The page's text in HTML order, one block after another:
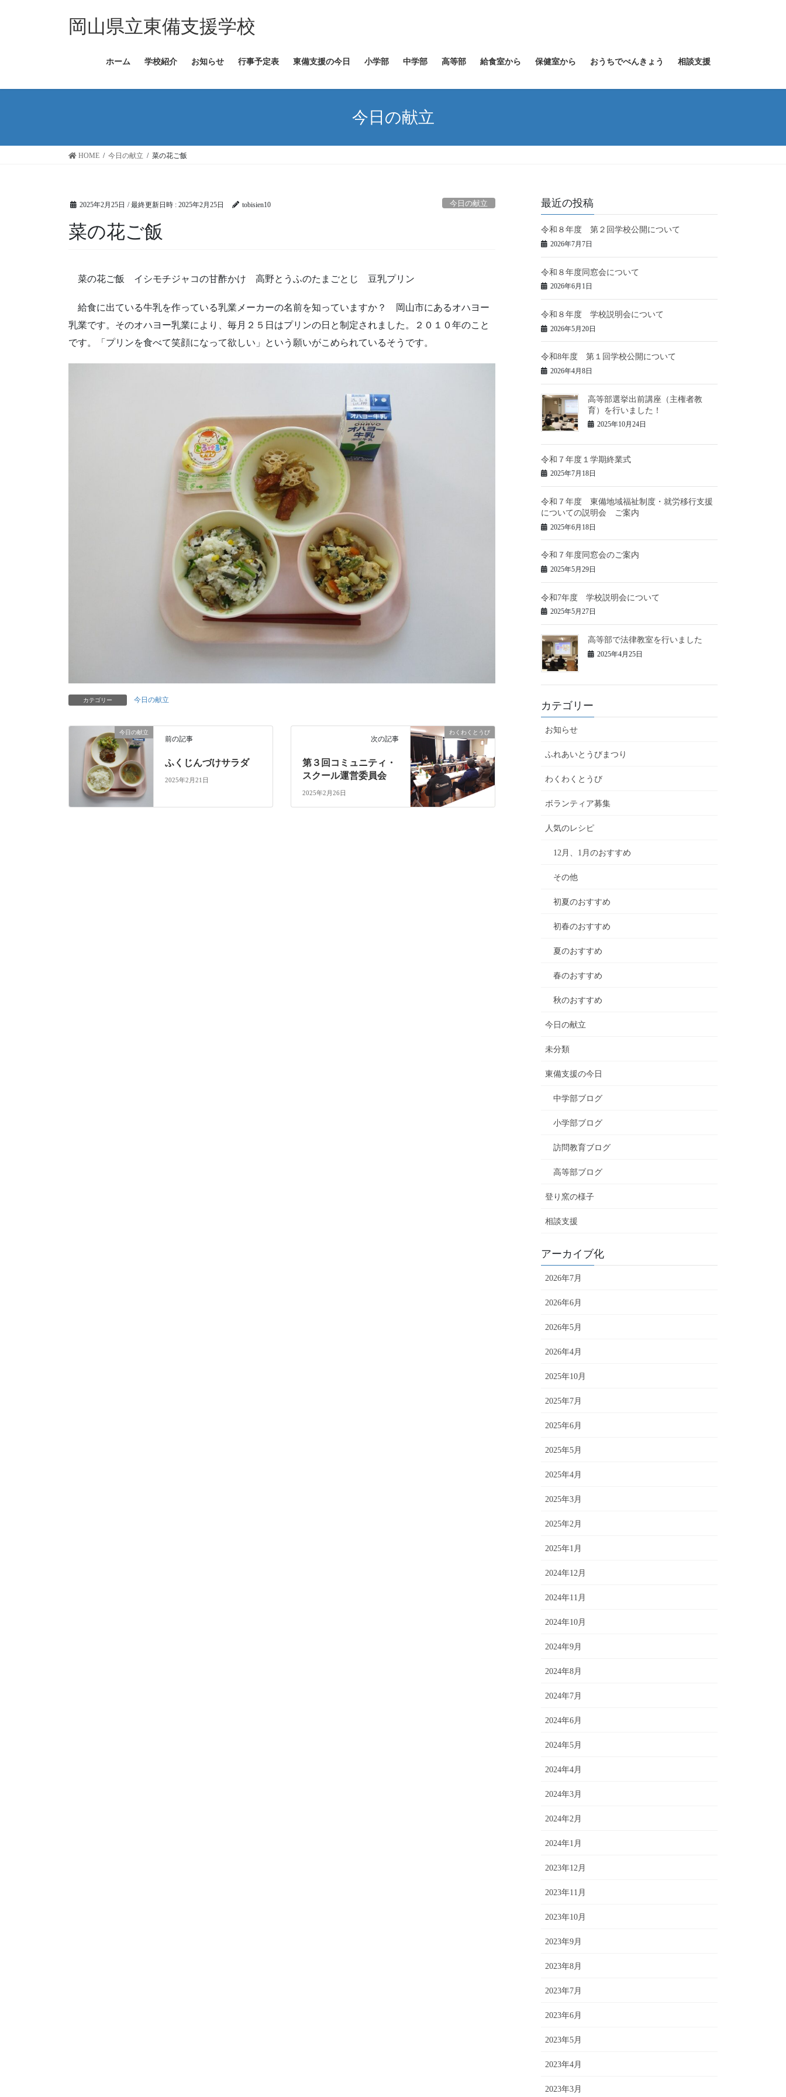
ス
ン
岡山県立東備支援学校
ホーム 学校紹介 お知らせ 行事予定表 東備支援の今日 小学部 中学部 高等部 給食室から 保健室から おうちでべんきょう 相談支援
今日の献立
HOME 今日の献立 菜の花ご飯
2025年2月25日 / 最終更新日時 : 2025年2月25日 tobisien10 今日の献立
菜の花ご飯
菜の花ご飯 イシモチジャコの甘酢かけ 高野とうふのたまごとじ 豆乳プリン
給食に出ている牛乳を作っている乳業メーカーの名前を知っていますか？ 岡山市にあるオハヨー
乳業です。そのオハヨー乳業により、毎月２５日はプリンの日と制定されました。２０１０年のこと
です。「プリンを食べて笑顔になって欲しい」という願いがこめられているそうです。
カテゴリー 今日の献立
今日の献立
前の記事
ふくじんづけサラダ
2025年2月21日
わくわくとうび
次の記事
第３回コミュニティ・
スクール運営委員会
2025年2月26日
最近の投稿
令和８年度 第２回学校公開について
2026年7月7日
令和８年度同窓会について
2026年6月1日
令和８年度 学校説明会について
2026年5月20日
令和8年度 第１回学校公開について
2026年4月8日
高等部選挙出前講座（主権者教
育）を行いました！
2025年10月24日
令和７年度１学期終業式
2025年7月18日
令和７年度 東備地域福祉制度・就労移行支援
についての説明会 ご案内
2025年6月18日
令和７年度同窓会のご案内
2025年5月29日
令和7年度 学校説明会について
2025年5月27日
高等部で法律教室を行いました
2025年4月25日
カテゴリー
お知らせ
ふれあいとうびまつり
わくわくとうび
ボランティア募集
人気のレシピ
12月、1月のおすすめ
その他
初夏のおすすめ
初春のおすすめ
夏のおすすめ
春のおすすめ
秋のおすすめ
今日の献立
未分類
東備支援の今日
中学部ブログ
小学部ブログ
訪問教育ブログ
高等部ブログ
登り窯の様子
相談支援
アーカイブ化
2026年7月
2026年6月
2026年5月
2026年4月
2025年10月
2025年7月
2025年6月
2025年5月
2025年4月
2025年3月
2025年2月
2025年1月
2024年12月
2024年11月
2024年10月
2024年9月
2024年8月
2024年7月
2024年6月
2024年5月
2024年4月
2024年3月
2024年2月
2024年1月
2023年12月
2023年11月
2023年10月
2023年9月
2023年8月
2023年7月
2023年6月
2023年5月
2023年4月
2023年3月